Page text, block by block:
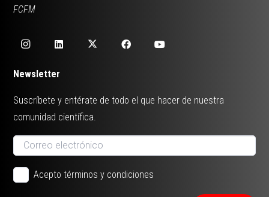
FCFM
Newsletter
Suscríbete y entérate de todo el que hacer de nuestra
comunidad científica.
Acepto términos y condiciones